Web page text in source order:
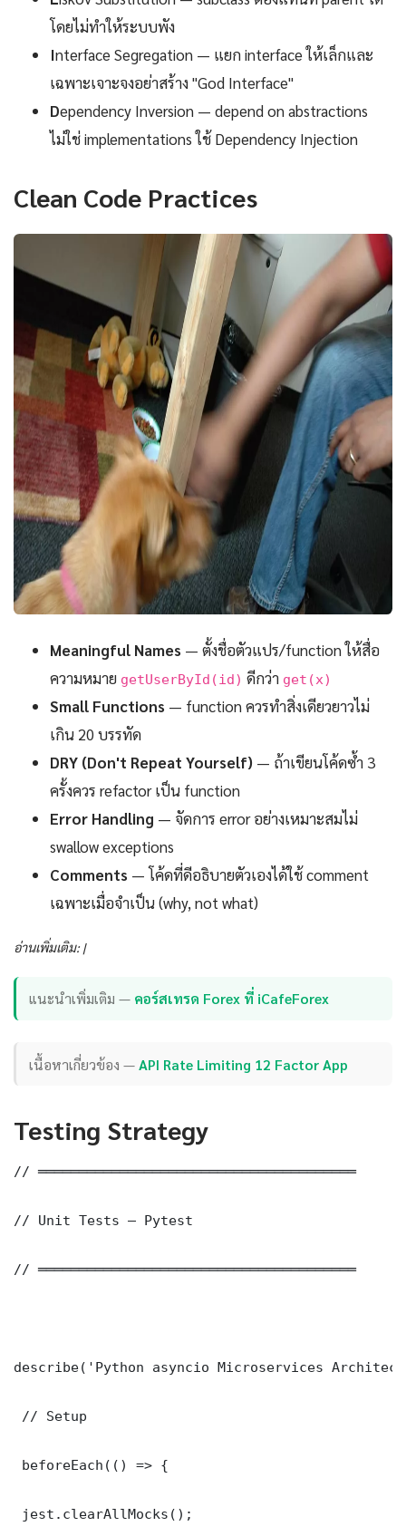
โดยไม่ทำให้ระบบพัง
Interface Segregation — แยก interface ให้เล็กและ
เฉพาะเจาะจงอย่าสร้าง "God Interface"
Dependency Inversion — depend on abstractions
ไม่ใช่ implementations ใช้ Dependency Injection
Clean Code Practices
Meaningful Names — ตั้งชื่อตัวแปร/function ให้สื่อ
ความหมาย getUserById(id) ดีกว่า get(x)
Small Functions — function ควรทำสิ่งเดียวยาวไม่
เกิน 20 บรรทัด
DRY (Don't Repeat Yourself) — ถ้าเขียนโค้ดซ้ำ 3
ครั้งควร refactor เป็น function
Error Handling — จัดการ error อย่างเหมาะสมไม่
swallow exceptions
Comments — โค้ดที่ดีอธิบายตัวเองได้ใช้ comment
เฉพาะเมื่อจำเป็น (why, not what)
อ่านเพิ่มเติม: |
แนะนำเพิ่มเติม — คอร์สเทรด Forex ที่ iCafeForex
เนื้อหาเกี่ยวข้อง —API Rate Limiting 12 Factor App
Testing Strategy
// ═══════════════════════════════════════
// Unit Tests — Pytest
// ═══════════════════════════════════════
describe('Python asyncio Microservices
// Setup
beforeEach(() => {
jest.clearAllMocks();